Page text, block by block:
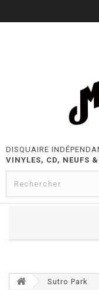
DISQUAIRE
VINYLES, CD, NEUFS
Sutro Park